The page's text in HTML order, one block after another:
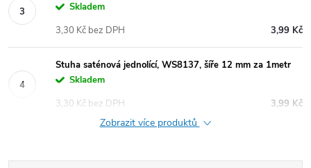
Skladem
3,99 Kč
3,30 Kč bez DPH
Stuha saténová jednolící, WS8137, šíře 12 mm za 1metr
Skladem
3,99 Kč
3,30 Kč bez DPH
Zobrazit více produktů